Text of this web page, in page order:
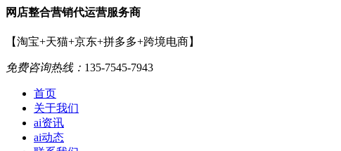
网店整合营销代运营服务商
【淘宝+天猫+京东+拼多多+跨境电商】
免费咨询热线： 135-7545-7943
首页
关于我们
ai资讯
ai动态